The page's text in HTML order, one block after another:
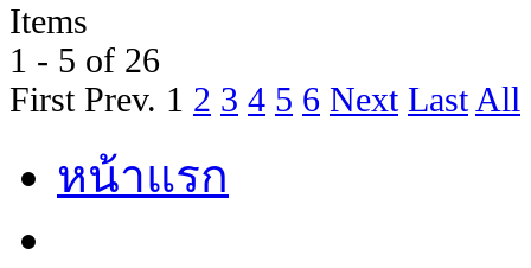
Items
1 - 5 of 26
First Prev. 1 2 3 4 5 6 Next Last All
หน้าแรก